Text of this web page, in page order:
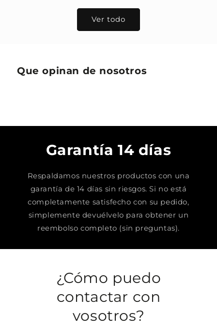
Ver todo
Que opinan de nosotros
Garantía 14 días
Respaldamos nuestros productos con una
garantía de 14 días sin riesgos. Si no está
completamente satisfecho con su pedido,
simplemente devuélvelo para obtener un
reembolso completo (sin preguntas).
¿Cómo puedo
contactar con
vosotros?